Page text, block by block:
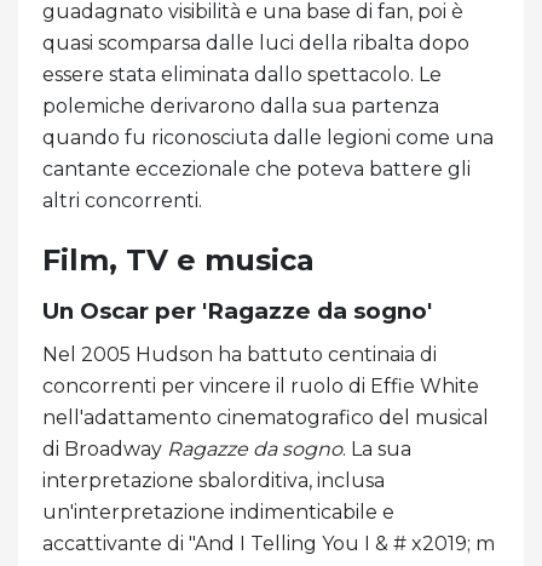
guadagnato visibilità e una base di fan, poi è
quasi scomparsa dalle luci della ribalta dopo
essere stata eliminata dallo spettacolo. Le
polemiche derivarono dalla sua partenza
quando fu riconosciuta dalle legioni come una
cantante eccezionale che poteva battere gli
altri concorrenti.
Film, TV e musica
Un Oscar per 'Ragazze da sogno'
Nel 2005 Hudson ha battuto centinaia di
concorrenti per vincere il ruolo di Effie White
nell'adattamento cinematografico del musical
di Broadway Ragazze da sogno. La sua
interpretazione sbalorditiva, inclusa
un'interpretazione indimenticabile e
accattivante di "And I Telling You I & # x2019; m